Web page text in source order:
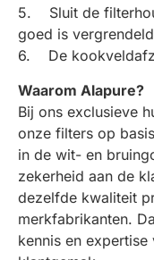
5. Sluit de
goed is
6. De
Waarom Alapure?
Bij ons exclusieve
onze filters op
in de wit- en
zekerheid aan de
dezelfde kwaliteit
merkfabrikanten.
kennis en